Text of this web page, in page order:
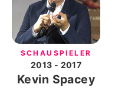
SCHAUSPIELER
2013 - 2017
Kevin Spacey